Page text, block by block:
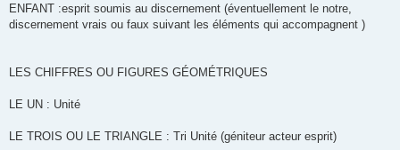
ENFANT :esprit soumis au discernement (éventuellement le notre,
discernement vrais ou faux suivant les éléments qui accompagnent )
LES CHIFFRES OU FIGURES GÉOMÉTRIQUES
LE UN : Unité
LE TROIS OU LE TRIANGLE : Tri Unité (géniteur acteur esprit)